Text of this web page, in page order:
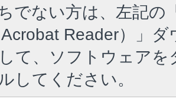
でない方は、左記の
Reader）」
て、ソフトウェア
してください。